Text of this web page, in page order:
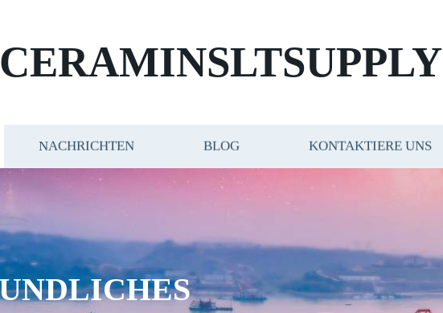
CERAMINSLTSUPPLY
NACHRICHTEN BLOG KONTAKTIERE UNS